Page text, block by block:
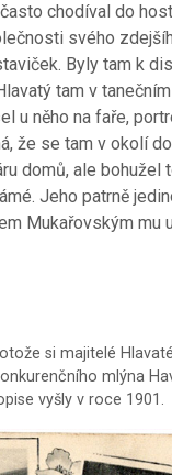
chodíval do
svého
Byly tam k
tam v
u něho na faře,
že se tam v okolí
domů, ale
Jeho patrně
Mukařovským mu
si majitelé
mlýna
vyšly v roce 1901.